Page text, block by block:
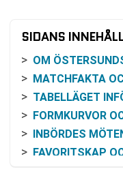
SIDANS
OM
MATCHFAKTA
TABELLÄGET
FORMKURVOR
INBÖRDES
FAVORITSKAP